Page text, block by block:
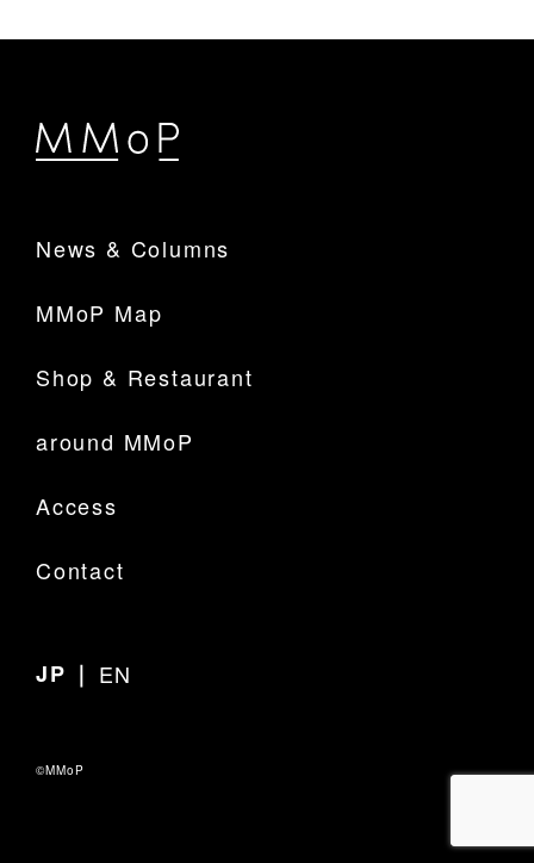
News & Columns
MMoP Map
Shop & Restaurant
around MMoP
Access
Contact
JP ｜ EN
©MMoP